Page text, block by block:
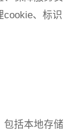
cookie、标识
包括本地存储